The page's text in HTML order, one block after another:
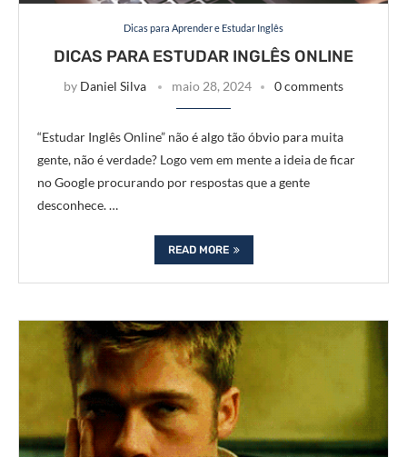
Dicas para Aprender e Estudar Inglês
DICAS PARA ESTUDAR INGLÊS ONLINE
by Daniel Silva maio 28, 2024 0 comments
“Estudar Inglês Online” não é algo tão óbvio para muita
gente, não é verdade? Logo vem em mente a ideia de ficar
no Google procurando por respostas que a gente
desconhece. …
READ MORE